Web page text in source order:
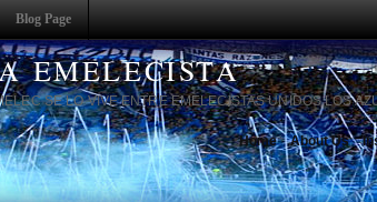
Blog Page
EMELECISTA
SE LO VIVE ENTRE EMELECISTAS UNIDOS LOS
Home About Us